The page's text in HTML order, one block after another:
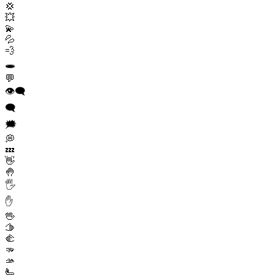
💢
💥
💫
💦
💨
🕳️
💬
👁️‍🗨️
🗨️
🗯️
💭
💤
👋
🤚
🖐️
✋
🖖
🫱
🫲
🫳
🫴
🫷